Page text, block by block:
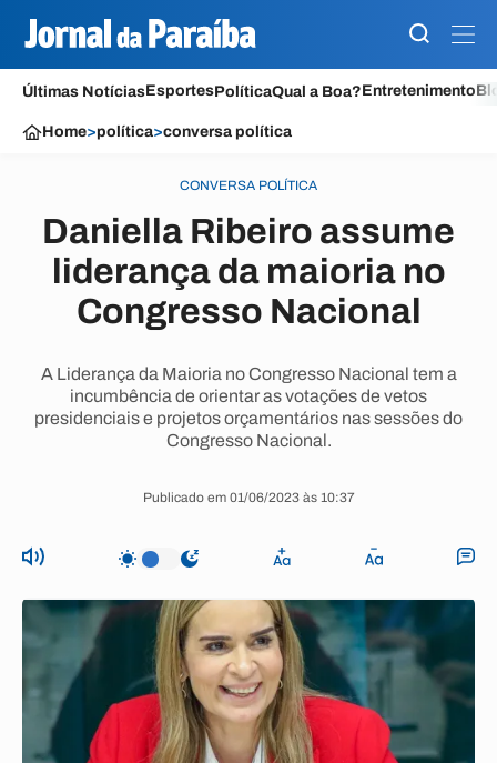
Últimas NotíciasEsportesPolíticaQual a Boa?Entretenimento
Home>política>conversa política
CONVERSA POLÍTICA
Daniella Ribeiro assume
liderança da maioria no
Congresso Nacional
A Liderança da Maioria no Congresso Nacional tem a
incumbência de orientar as votações de vetos
presidenciais e projetos orçamentários nas sessões do
Congresso Nacional.
Publicado em 01/06/2023 às 10:37